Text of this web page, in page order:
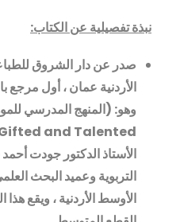
نبذة تفصيلية عن الكتاب:
صدر عن دار الشروق
الأردنية عمان ، أول مرجع
وهو: (المنهج المدرسي
and Talented
الأستاذ الدكتور جودت
التربوية وعميد البحث